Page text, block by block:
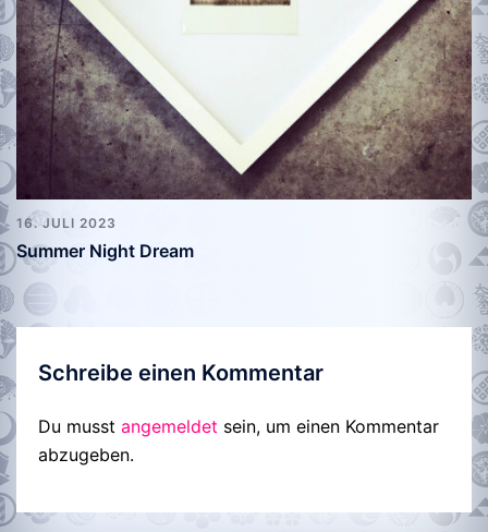
16. JULI 2023
Summer Night Dream
Schreibe einen Kommentar
Du musst angemeldet sein, um einen Kommentar
abzugeben.